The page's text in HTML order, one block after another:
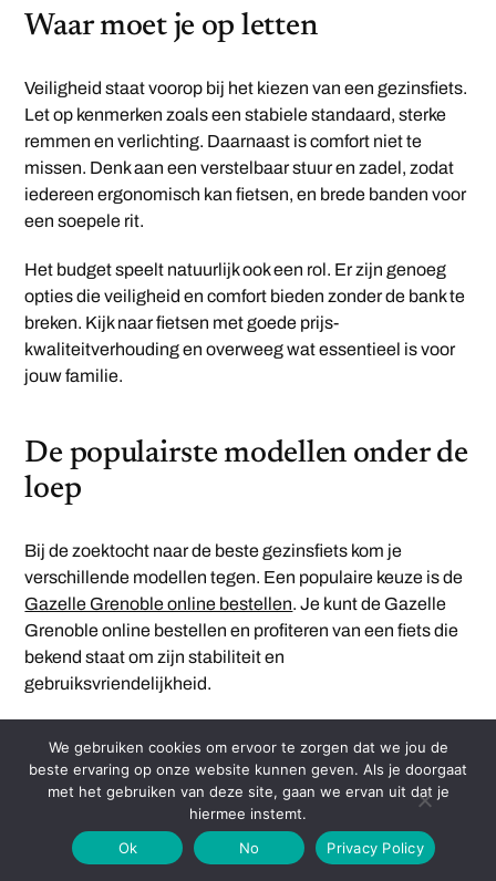
Waar moet je op letten
Veiligheid staat voorop bij het kiezen van een gezinsfiets.
Let op kenmerken zoals een stabiele standaard, sterke
remmen en verlichting. Daarnaast is comfort niet te
missen. Denk aan een verstelbaar stuur en zadel, zodat
iedereen ergonomisch kan fietsen, en brede banden voor
een soepele rit.
Het budget speelt natuurlijk ook een rol. Er zijn genoeg
opties die veiligheid en comfort bieden zonder de bank te
breken. Kijk naar fietsen met goede prijs-
kwaliteitverhouding en overweeg wat essentieel is voor
jouw familie.
De populairste modellen onder de
loep
Bij de zoektocht naar de beste gezinsfiets kom je
verschillende modellen tegen. Een populaire keuze is de
Gazelle Grenoble online bestellen. Je kunt de Gazelle
Grenoble online bestellen en profiteren van een fiets die
bekend staat om zijn stabiliteit en
gebruiksvriendelijkheid.
kinderzitjes, wat hem ideaal maakt voor ouders die hun
kinderen veilig willen vervoeren. Het is een investering in
familieplezier en mobiliteit.
We gebruiken cookies om ervoor te zorgen dat we jou de
beste ervaring op onze website kunnen geven. Als je doorgaat
met het gebruiken van deze site, gaan we ervan uit dat je
hiermee instemt.
Ok
No Privacy Policy